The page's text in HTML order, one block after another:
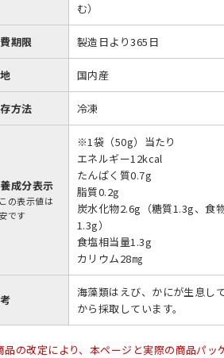
む）
期限 製造日より365日
国内産
方法 冷凍
成分表示
の表示値は
です
※1袋（50g）当たり
エネルギー12kcal
たんぱく質0.7g
脂質0.2g
炭水化物2.6g（糖質1.3g、食
1.3g）
食塩相当量1.3g
カリウム28㎎
海藻類はえび、かにが生息し
から採取しています。
の改定により、本ページと実際の商品パッ